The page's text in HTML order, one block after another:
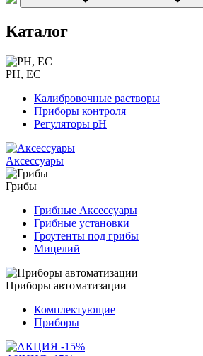
Каталог
PH, EC
Калибровочные растворы
Приборы контроля
Регуляторы pH
Аксессуары
Грибы
Грибные Аксессуары
Грибные установки
Гроутенты под грибы
Мицелий
Приборы автоматизации
Комплектующие
Приборы